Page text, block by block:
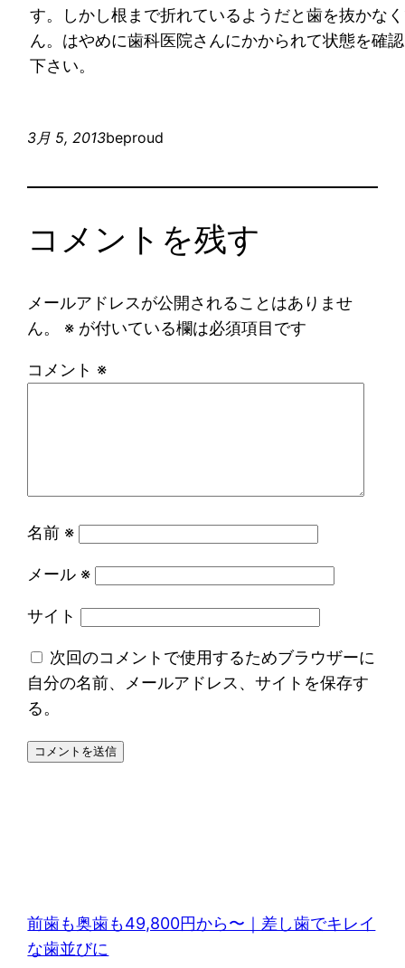
す。しかし根まで折れているようだと歯を抜かな
ん。はやめに歯科医院さんにかかられて状態を確
下さい。
3月 5, 2013beproud
コメントを残す
メールアドレスが公開されることはありませ
ん。
※ が付いている欄は必須項目です
コメント ※
名前 ※
メール ※
サイト
次回のコメントで使用するためブラウザーに
自分の名前、メールアドレス、サイトを保存す
る。
前歯も奥歯も49,800円から〜｜差し歯でキレイ
な歯並びに